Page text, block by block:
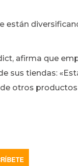
están
afirma que
sus tiendas:
otros